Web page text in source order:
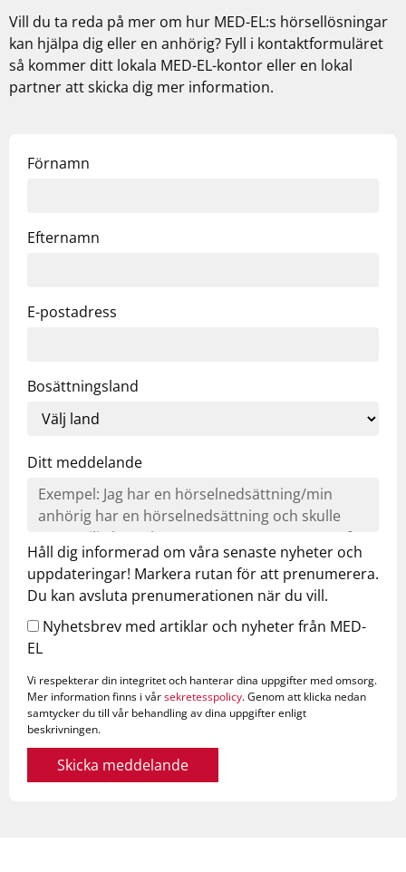
Vill du ta reda på mer om hur MED-EL:s hörsellösningar
kan hjälpa dig eller en anhörig? Fyll i kontaktformuläret
så kommer ditt lokala MED-EL-kontor eller en lokal
partner att skicka dig mer information.
Förnamn
Efternamn
E-postadress
Bosättningsland
Ditt meddelande
Håll dig informerad om våra senaste nyheter och
uppdateringar! Markera rutan för att prenumerera.
Du kan avsluta prenumerationen när du vill.
Nyhetsbrev med artiklar och nyheter från MED-
EL
Vi respekterar din integritet och hanterar dina uppgifter med omsorg.
Mer information finns i vårsekretesspolicy. Genom att klicka nedan
samtycker du till vår behandling av dina uppgifter enligt
beskrivningen.
Skicka meddelande